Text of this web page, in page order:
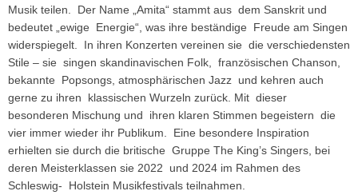
Musik teilen. Der Name „Amita“ stammt aus dem Sanskrit und
bedeutet „ewige Energie“, was ihre beständige Freude am Singen
widerspiegelt. In ihren Konzerten vereinen sie die verschiedensten
Stile – sie singen skandinavischen Folk, französischen Chanson,
bekannte Popsongs, atmosphärischen Jazz und kehren auch
gerne zu ihren klassischen Wurzeln zurück. Mit dieser
besonderen Mischung und ihren klaren Stimmen begeistern die
vier immer wieder ihr Publikum. Eine besondere Inspiration
erhielten sie durch die britische Gruppe The King’s Singers, bei
deren Meisterklassen sie 2022 und 2024 im Rahmen des
Schleswig- Holstein Musikfestivals teilnahmen.